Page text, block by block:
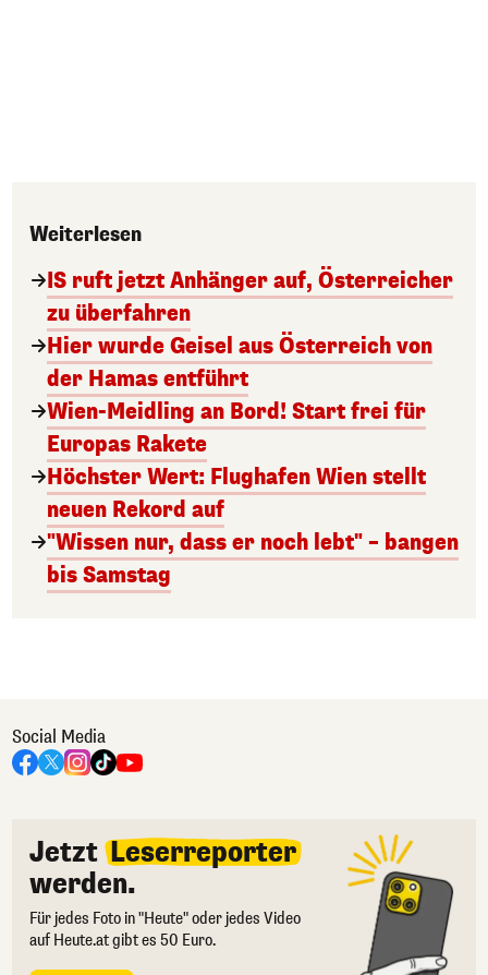
Weiterlesen
IS ruft jetzt Anhänger auf, Österreicher
zu überfahren
Hier wurde Geisel aus Österreich von
der Hamas entführt
Wien-Meidling an Bord! Start frei für
Europas Rakete
Höchster Wert: Flughafen Wien stellt
neuen Rekord auf
"Wissen nur, dass er noch lebt" – bangen
bis Samstag
Social Media
Jetzt Leserreporter
werden.
Für jedes Foto in "Heute" oder jedes Video
auf Heute.at gibt es 50 Euro.